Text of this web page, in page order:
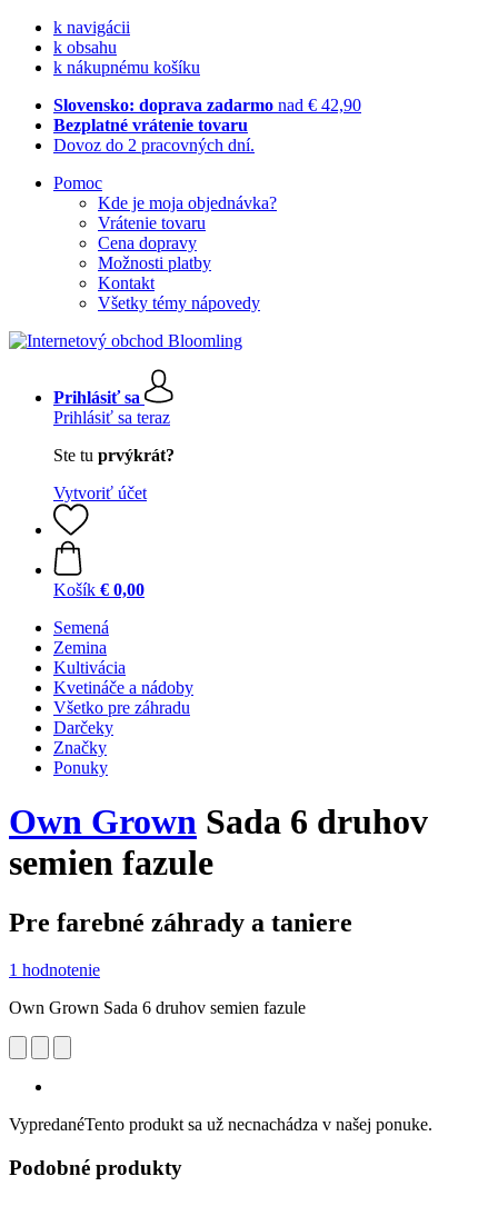
k navigácii
k obsahu
k nákupnému košíku
Slovensko: doprava zadarmo nad € 42,90
Bezplatné vrátenie tovaru
Dovoz do 2 pracovných dní.
Pomoc
Kde je moja objednávka?
Vrátenie tovaru
Cena dopravy
Možnosti platby
Kontakt
Všetky témy nápovedy
Prihlásiť sa
Prihlásiť sa teraz
Ste tu prvýkrát?
Vytvoriť účet
Košík € 0,00
Semená
Zemina
Kultivácia
Kvetináče a nádoby
Všetko pre záhradu
Darčeky
Značky
Ponuky
Own Grown Sada 6 druhov
semien fazule
Pre farebné záhrady a taniere
1 hodnotenie
Own Grown Sada 6 druhov semien fazule
VypredanéTento produkt sa už necnachádza v našej ponuke.
Podobné produkty